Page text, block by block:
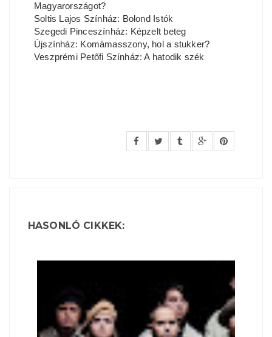
Magyarországot?
Soltis Lajos Színház: Bolond Istók
Szegedi Pinceszínház: Képzelt beteg
Újszínház: Komámasszony, hol a stukker?
Veszprémi Petőfi Színház: A hatodik szék
HASONLÓ CIKKEK: